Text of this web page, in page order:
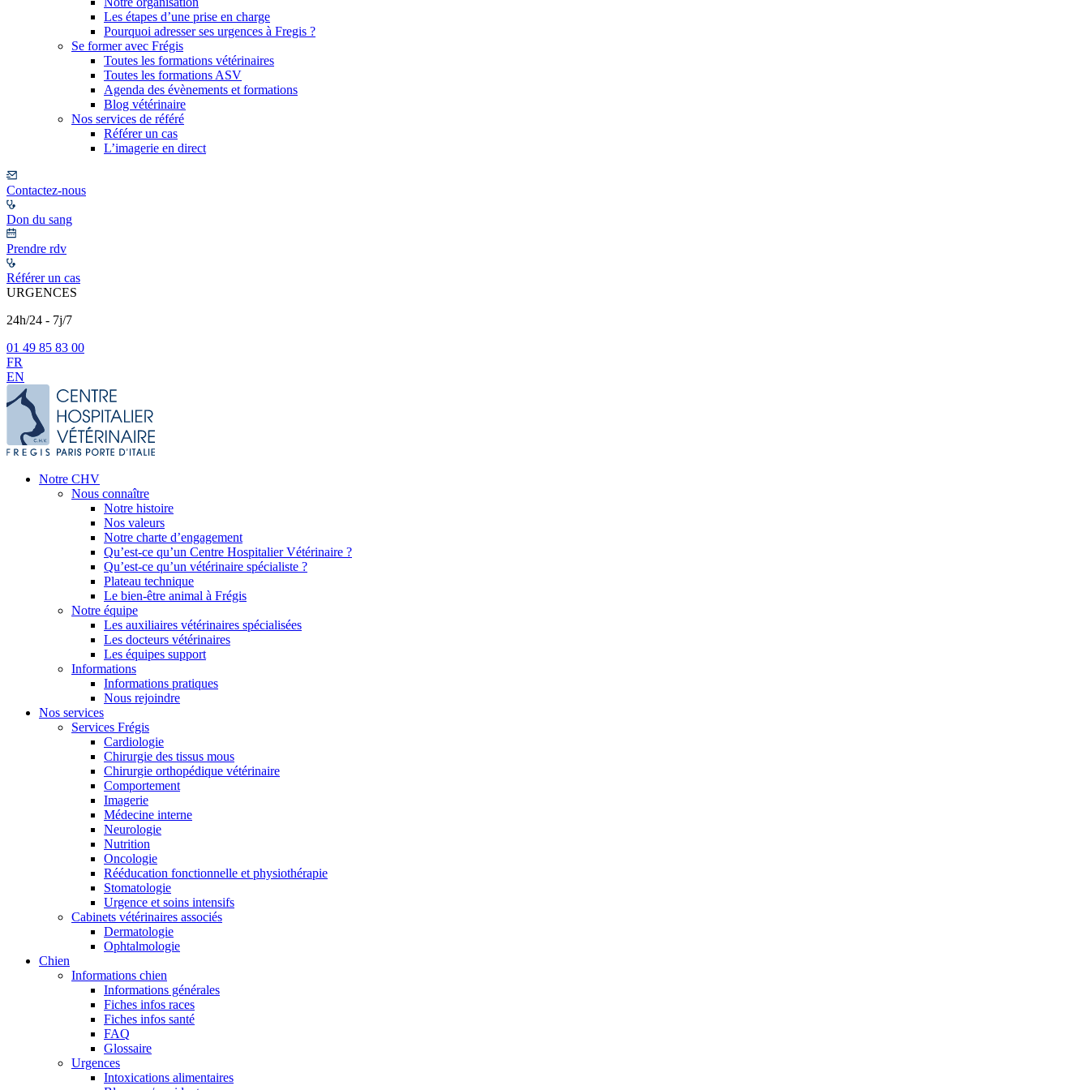
Les étapes d’une prise en charge
Pourquoi adresser ses urgences à Fregis ?
Se former avec Frégis
Toutes les formations vétérinaires
Toutes les formations ASV
Agenda des évènements et formations
Blog vétérinaire
Nos services de référé
Référer un cas
L’imagerie en direct
Contactez-nous
Don du sang
Prendre rdv
Référer un cas
URGENCES
24h/24 - 7j/7
01 49 85 83 00
FR
EN
Notre CHV
Nous connaître
Notre histoire
Nos valeurs
Notre charte d’engagement
Qu’est-ce qu’un Centre Hospitalier Vétérinaire ?
Qu’est-ce qu’un vétérinaire spécialiste ?
Plateau technique
Le bien-être animal à Frégis
Notre équipe
Les auxiliaires vétérinaires spécialisées
Les docteurs vétérinaires
Les équipes support
Informations
Informations pratiques
Nous rejoindre
Nos services
Services Frégis
Cardiologie
Chirurgie des tissus mous
Chirurgie orthopédique vétérinaire
Comportement
Imagerie
Médecine interne
Neurologie
Nutrition
Oncologie
Rééducation fonctionnelle et physiothérapie
Stomatologie
Urgence et soins intensifs
Cabinets vétérinaires associés
Dermatologie
Ophtalmologie
Chien
Informations chien
Informations générales
Fiches infos races
Fiches infos santé
FAQ
Glossaire
Urgences
Intoxications alimentaires